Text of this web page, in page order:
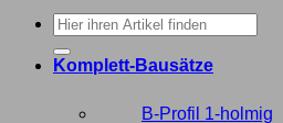
Suche
nach:
Komplett-Bausätze
B-Profil 1-holmig